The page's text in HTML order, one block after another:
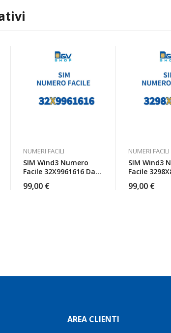
NUMERI FACILI
SIM Wind3 Numero
Facile 32X9961616 Da
99,00 €
NUMERI FACILI
SIM Wind3
Facile
99,00 €
AREA CLIENTI